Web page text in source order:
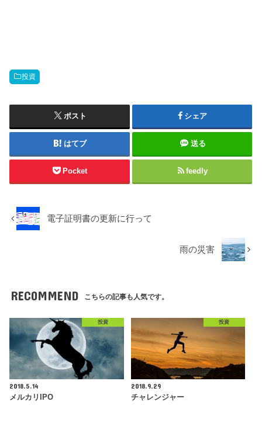
投資
ポスト シェア
はてブ 送る
Pocket feedly
電子証明書の更新に行って
雨の災害
RECOMMEND こちらの記事も人気です。
投資
2018.5.14
メルカリIPO
投資
2018.9.29
チャレンジャー